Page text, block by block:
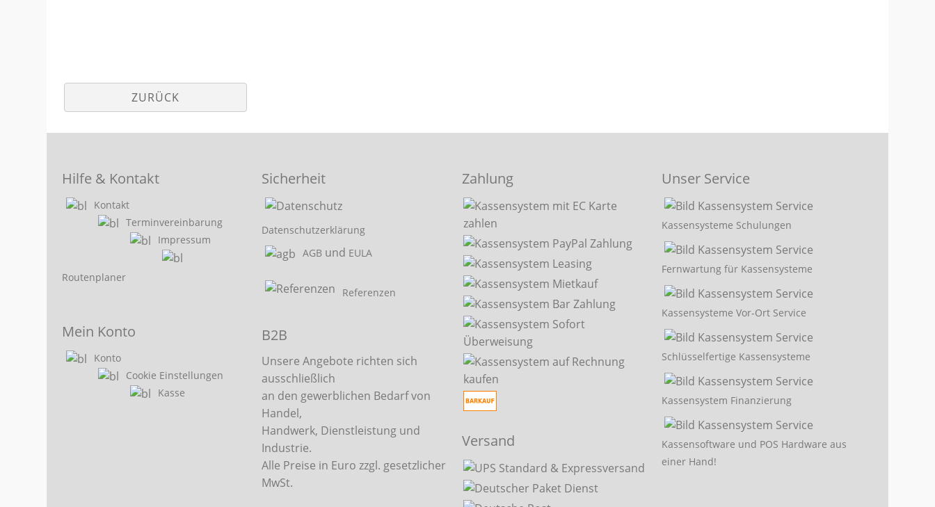
ZURÜCK
Hilfe & Kontakt
Kontakt
Terminvereinbarung
Impressum
Routenplaner
Mein Konto
Konto
Cookie Einstellungen
Kasse
Sicherheit
Datenschutzerklärung
AGB und EULA
Referenzen
B2B
Unsere Angebote richten sich
ausschließlich
an den gewerblichen Bedarf von
Handel,
Handwerk, Dienstleistung und
Industrie.
Alle Preise in Euro zzgl. gesetzlicher
MwSt.
Zahlung
Versand
Unser Service
Kassensysteme Schulungen
Fernwartung für Kassensysteme
Kassensysteme Vor-Ort Service
Schlüsselfertige Kassensysteme
Kassensystem Finanzierung
Kassensoftware und POS Hardware aus
einer Hand!